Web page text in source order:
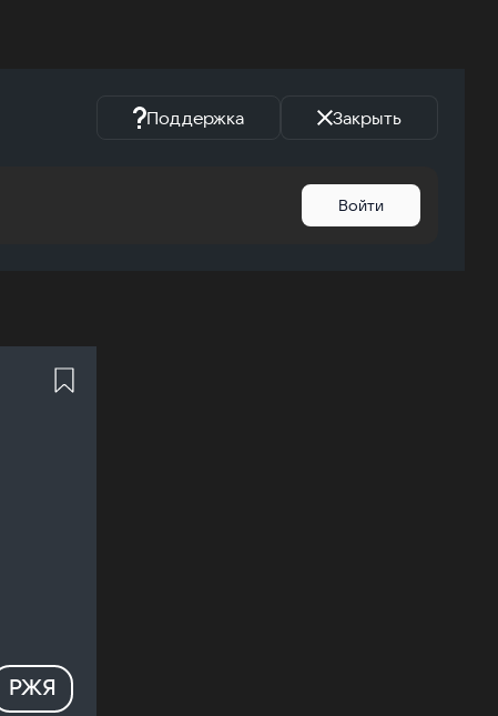
Поддержка Закрыть
Войти
РЖЯ